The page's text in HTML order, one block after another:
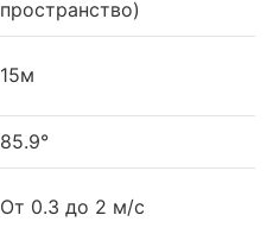
пространство)
15м
85.9°
От 0.3 до 2 м/с